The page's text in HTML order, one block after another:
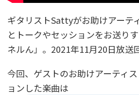
ギタリストSattyがお助けアーテ
とトークやセッションをお送り
ネルん」。2021年11月20日放送
今回、ゲストのお助けアーティ
ョンした楽曲は